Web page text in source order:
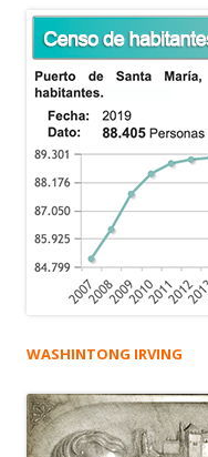
WASHINTONG IRVING